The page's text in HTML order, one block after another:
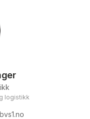
logistikk